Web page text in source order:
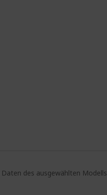
des ausgewählten Modells